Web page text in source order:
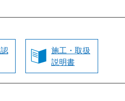
施工・取扱
説明書